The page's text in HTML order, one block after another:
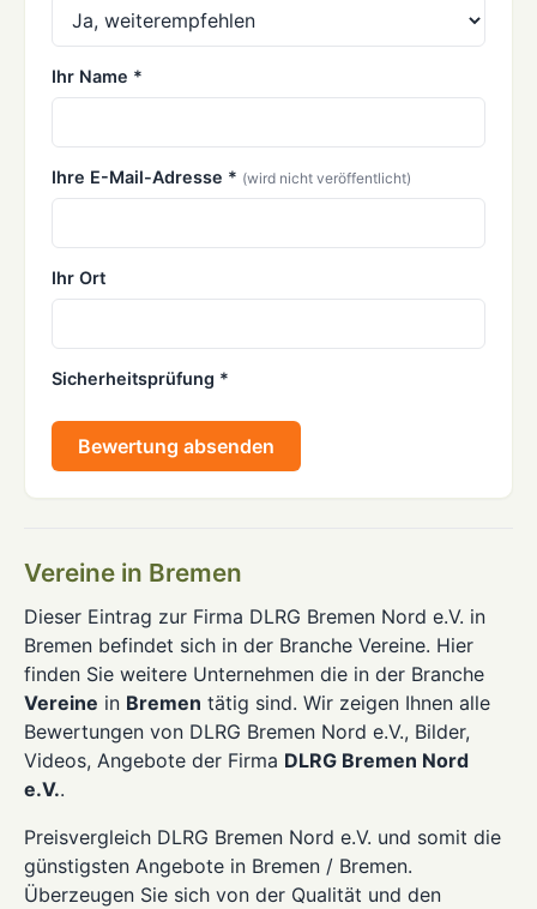
Ihr Name *
Ihre E-Mail-Adresse * (wird nicht veröffentlicht)
Ihr Ort
Sicherheitsprüfung *
Bewertung absenden
Vereine in Bremen
Dieser Eintrag zur Firma DLRG Bremen Nord e.V. in
Bremen befindet sich in der Branche Vereine. Hier
finden Sie weitere Unternehmen die in der Branche
Vereine in Bremen tätig sind. Wir zeigen Ihnen alle
Bewertungen von DLRG Bremen Nord e.V., Bilder,
Videos, Angebote der Firma DLRG Bremen Nord
e.V..
Preisvergleich DLRG Bremen Nord e.V. und somit die
günstigsten Angebote in Bremen / Bremen.
Überzeugen Sie sich von der Qualität und den